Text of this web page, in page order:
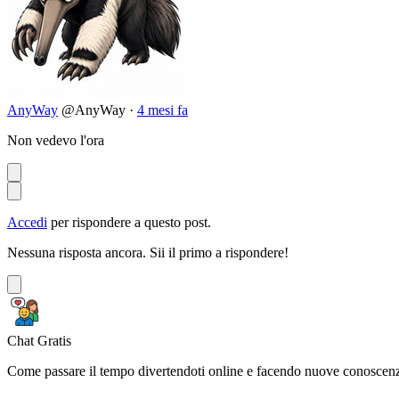
AnyWay @AnyWay · 4 mesi fa
Non vedevo l'ora
Accedi per rispondere a questo post.
Nessuna risposta ancora. Sii il primo a rispondere!
Chat Gratis
Come passare il tempo divertendoti online e facendo nuove